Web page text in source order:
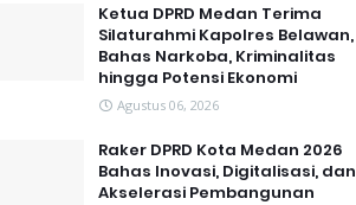
Ketua DPRD Medan Terima
Silaturahmi Kapolres Belawan,
Bahas Narkoba, Kriminalitas
hingga Potensi Ekonomi
Agustus 06, 2026
Raker DPRD Kota Medan 2026
Bahas Inovasi, Digitalisasi, dan
Akselerasi Pembangunan